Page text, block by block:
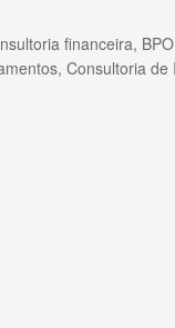
financeira,
Consultoria de